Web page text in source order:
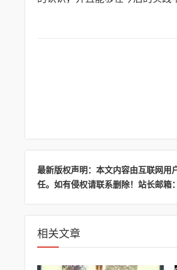
最新版权声明：本文内容由互联网用
任。如有侵权请联系删除！站长邮
相关文章